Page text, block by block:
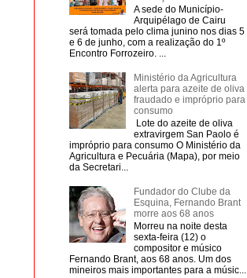
A sede do Município-
Arquipélago de Cairu
será tomada pelo clima junino nos dias 5
e 6 de junho, com a realização do 1º
Encontro Forrozeiro. ...
Ministério da Agricultura
alerta para azeite de oliva
fraudado e impróprio para
consumo
Lote do azeite de oliva
extravirgem San Paolo é
impróprio para consumo O Ministério da
Agricultura e Pecuária (Mapa), por meio
da Secretari...
Fundador do Clube da
Esquina, Fernando Brant
morre aos 68 anos
Morreu na noite desta
sexta-feira (12) o
compositor e músico
Fernando Brant, aos 68 anos. Um dos
mineiros mais importantes para a músic...